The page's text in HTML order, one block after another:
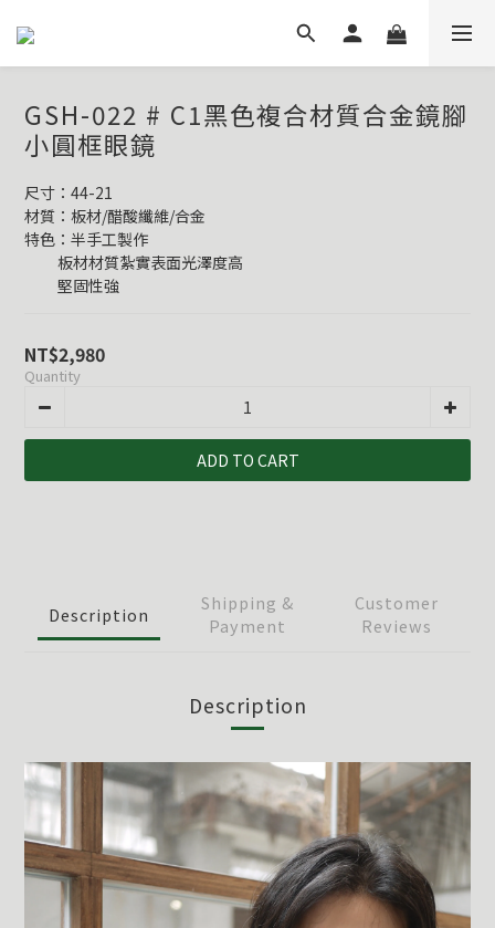
GSH-022 # C1黑色複合材質合金鏡腳
小圓框眼鏡
尺寸：44-21
材質：板材/醋酸纖維/合金
特色：半手工製作
          板材材質紮實表面光澤度高
          堅固性強
NT$2,980
Quantity
ADD TO CART
Description
Shipping &
Payment
Customer
Reviews
Description